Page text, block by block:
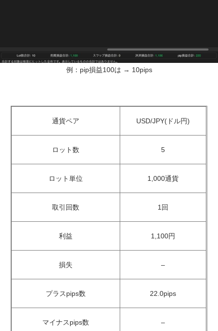
例：pip損益100は → 10pips
通貨ペア USD/JPY(ドル円)
ロット数 5
ロット単位 1,000通貨
取引回数 1回
利益 1,100円
損失 –
プラスpips数 22.0pips
マイナスpips数 –